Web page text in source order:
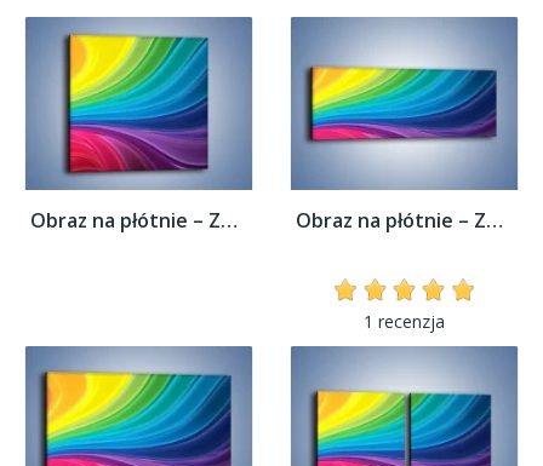
Obraz na płótnie – Zachowane kolory tęczy... Obraz na płótnie – Zachowane kolory tęczy...
1 recenzja